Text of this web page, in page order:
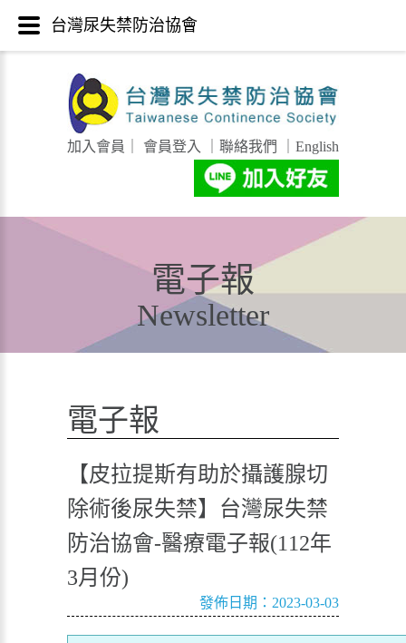
加入會員 會員登入 聯絡我們 English
電子報
Newsletter
電子報
【皮拉提斯有助於攝護腺切
除術後尿失禁】台灣尿失禁
防治協會-醫療電子報(112年
3月份)
發佈日期：2023-03-03
台灣尿失禁防治協會